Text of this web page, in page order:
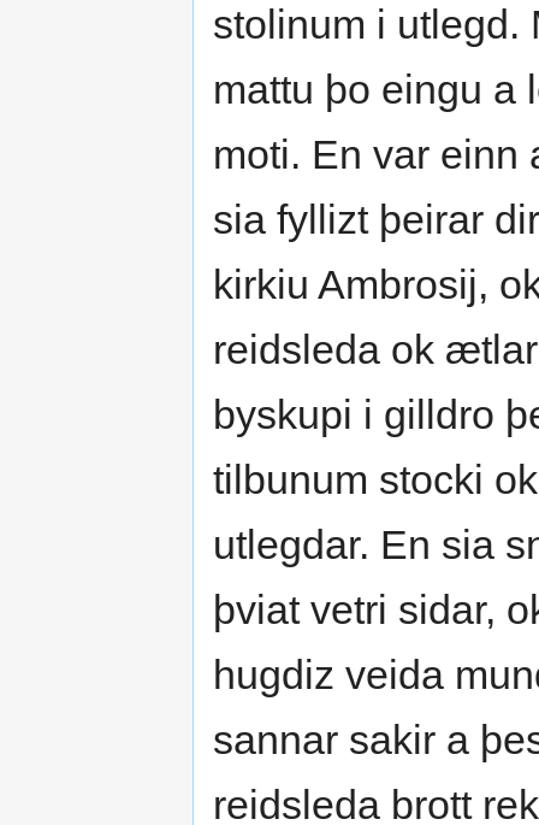
stolinum i utlegd.
mattu þo eingu a
moti. En var einn
sia fyllizt þeirar
kirkiu Ambrosij,
reidsleda ok
byskupi i gilldro
tilbunum stocki
utlegdar. En sia
þviat vetri sidar,
hugdiz veida
sannar sakir a
reidsleda brott